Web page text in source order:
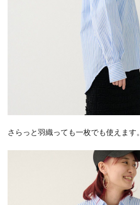
さらっと羽織っても一枚でも使えます。